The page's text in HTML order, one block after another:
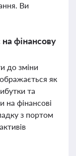
Ви
фінансову
до зміни
як
та
на фінансові
з портом